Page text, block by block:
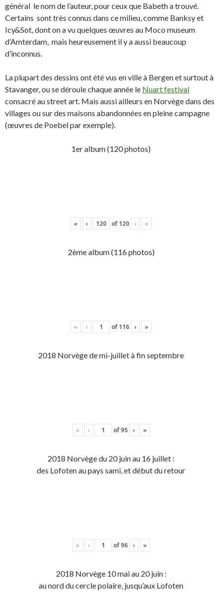
général le nom de l’auteur, pour ceux que Babeth a trouvé.
Certains sont très connus dans ce milieu, comme Banksy et
Icy&Sot, dont on a vu quelques œuvres au Moco museum
d’Amterdam, mais heureusement il y a aussi beaucoup
d’inconnus.
La plupart des dessins ont été vus en ville à Bergen et surtout à
Stavanger, ou se déroule chaque année le Nuart festival
consacré au street art. Mais aussi ailleurs en Norvège dans des
villages ou sur des maisons abandonnées en pleine campagne
(œuvres de Poebel par exemple).
1er album (120 photos)
« ‹ of 120 › »
2ème album (116 photos)
« ‹ of 116 › »
2018 Norvège de mi-juillet à fin septembre
« ‹ of95 › »
2018 Norvège du 20 juin au 16 juillet :
des Lofoten au pays sami, et début du retour
« ‹ of96 › »
2018 Norvège 10 mai au 20 juin :
au nord du cercle polaire, jusqu’aux Lofoten